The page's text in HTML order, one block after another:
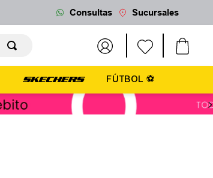
Consultas Sucursales
FÚTBOL ⚽